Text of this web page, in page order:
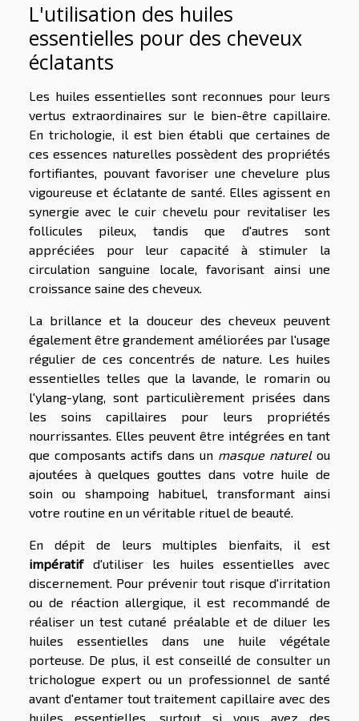
L'utilisation des huiles
essentielles pour des cheveux
éclatants
Les huiles essentielles sont reconnues pour leurs
vertus extraordinaires sur le bien-être capillaire.
En trichologie, il est bien établi que certaines de
ces essences naturelles possèdent des propriétés
fortifiantes, pouvant favoriser une chevelure plus
vigoureuse et éclatante de santé. Elles agissent en
synergie avec le cuir chevelu pour revitaliser les
follicules pileux, tandis que d'autres sont
appréciées pour leur capacité à stimuler la
circulation sanguine locale, favorisant ainsi une
croissance saine des cheveux.
La brillance et la douceur des cheveux peuvent
également être grandement améliorées par l'usage
régulier de ces concentrés de nature. Les huiles
essentielles telles que la lavande, le romarin ou
l'ylang-ylang, sont particulièrement prisées dans
les soins capillaires pour leurs propriétés
nourrissantes. Elles peuvent être intégrées en tant
que composants actifs dans un masque naturelou
ajoutées à quelques gouttes dans votre huile de
soin ou shampoing habituel, transformant ainsi
votre routine en un véritable rituel de beauté.
En dépit de leurs multiples bienfaits, il est
impératifd'utiliser les huiles essentielles avec
discernement. Pour prévenir tout risque d'irritation
ou de réaction allergique, il est recommandé de
réaliser un test cutané préalable et de diluer les
huiles essentielles dans une huile végétale
porteuse. De plus, il est conseillé de consulter un
trichologue expert ou un professionnel de santé
avant d'entamer tout traitement capillaire avec des
huiles essentielles, surtout si vous avez des